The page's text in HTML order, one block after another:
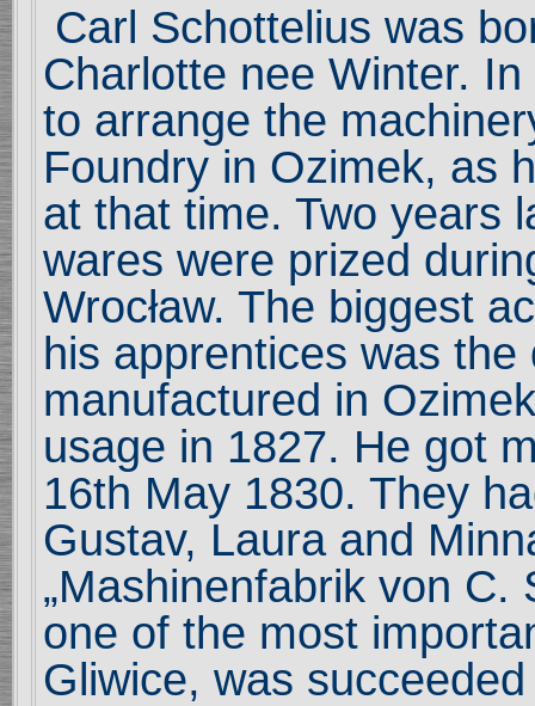
Carl Schottelius was
Charlotte nee Winter.
to arrange the
Foundry in Ozimek, as
at that time. Two years
wares were prized
Wrocław. The biggest
his apprentices was
manufactured in
usage in 1827. He got
16th May 1830. They
Gustav, Laura and
„Mashinenfabrik von C.
one of the most
Gliwice, was